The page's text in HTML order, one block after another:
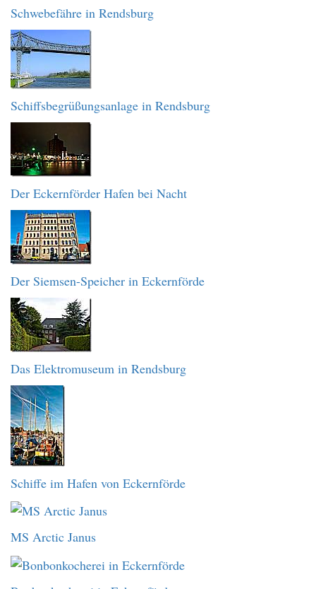
Schwebefähre in Rendsburg
Schiffsbegrüßungsanlage in Rendsburg
Der Eckernförder Hafen bei Nacht
Der Siemsen-Speicher in Eckernförde
Das Elektromuseum in Rendsburg
Schiffe im Hafen von Eckernförde
MS Arctic Janus